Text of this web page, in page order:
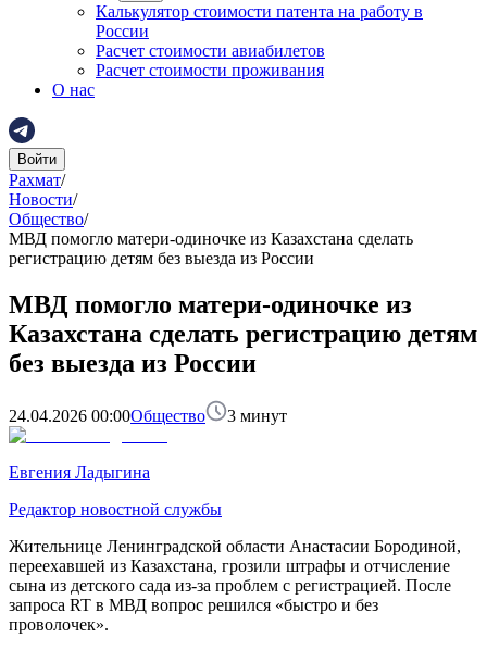
Калькулятор стоимости патента на работу в
России
Расчет стоимости авиабилетов
Расчет стоимости проживания
О нас
Войти
Рахмат/
Новости/
Общество/
МВД помогло матери-одиночке из Казахстана сделать
регистрацию детям без выезда из России
МВД помогло матери-одиночке из
Казахстана сделать регистрацию детям
без выезда из России
24.04.2026 00:00Общество 3 минут
Евгения Ладыгина
Редактор новостной службы
Жительнице Ленинградской области Анастасии Бородиной,
переехавшей из Казахстана, грозили штрафы и отчисление
сына из детского сада из-за проблем с регистрацией. После
запроса RT в МВД вопрос решился «быстро и без
проволочек».